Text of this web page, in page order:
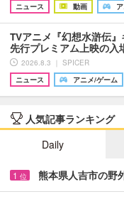
ニュース
動画
TVアニメ『幻想水滸伝
先行プレミアム上映の入
2026.8.3 ｜ SPICER
ニュース
アニメ/ゲーム
人気記事ランキング
Daily
1 位 熊本県人吉市の